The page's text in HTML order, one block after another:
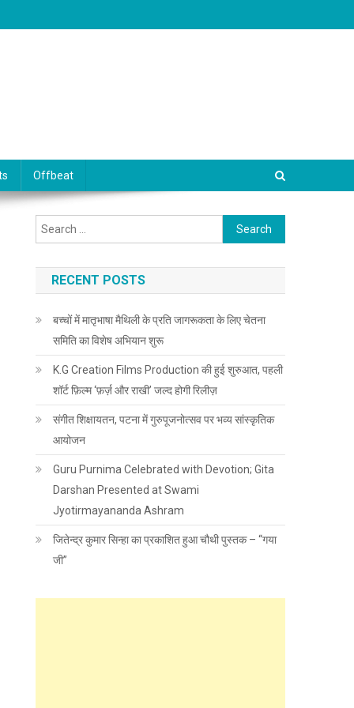
Offbeat
Search for:
RECENT POSTS
बच्चों में मातृभाषा मैथिली के प्रति जागरूकता के लिए चेतना
समिति का विशेष अभियान शुरू
K.G Creation Films Production की हुई शुरुआत, पहली
शॉर्ट फ़िल्म ‘फ़र्ज़ और राखी’ जल्द होगी रिलीज़
संगीत शिक्षायतन, पटना में गुरुपूजनोत्सव पर भव्य सांस्कृतिक
आयोजन
Guru Purnima Celebrated with Devotion; Gita
Darshan Presented at Swami
Jyotirmayananda Ashram
जितेन्द्र कुमार सिन्हा का प्रकाशित हुआ चौथी पुस्तक – “गया
जी”